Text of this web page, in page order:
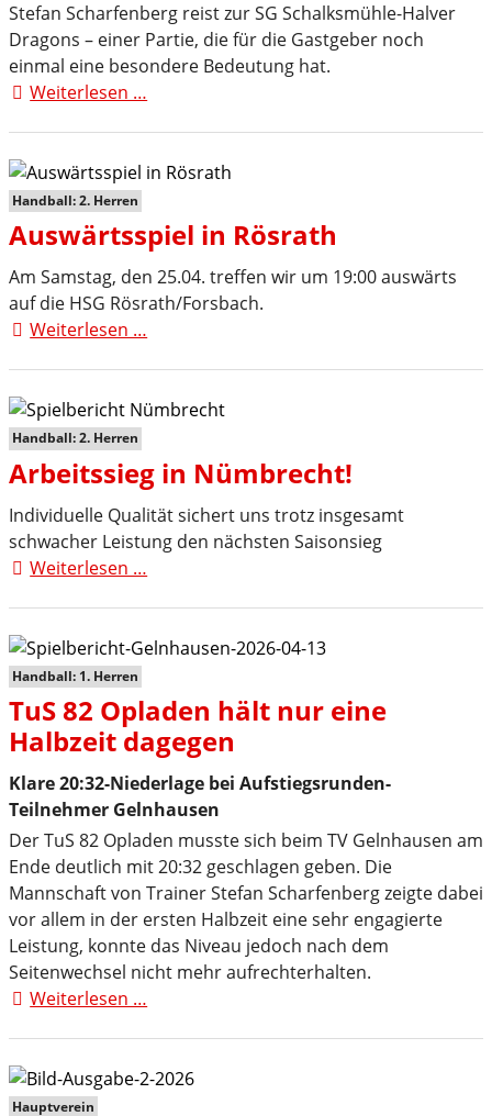
Stefan Scharfenberg reist zur SG Schalksmühle-Halver
Dragons – einer Partie, die für die Gastgeber noch
einmal eine besondere Bedeutung hat.
Weiterlesen …
vor
Auswärtsspiel
in
Schalksmühle
Handball: 2. Herren
Auswärtsspiel in Rösrath
Am Samstag, den 25.04. treffen wir um 19:00 auswärts
auf die HSG Rösrath/Forsbach.
Weiterlesen …
Handball: 2. Herren
Arbeitssieg in Nümbrecht!
Individuelle Qualität sichert uns trotz insgesamt
schwacher Leistung den nächsten Saisonsieg
Weiterlesen …
Handball: 1. Herren
TuS 82 Opladen hält nur eine
Halbzeit dagegen
Klare 20:32-Niederlage bei Aufstiegsrunden-
Teilnehmer Gelnhausen
Der TuS 82 Opladen musste sich beim TV Gelnhausen am
Ende deutlich mit 20:32 geschlagen geben. Die
Mannschaft von Trainer Stefan Scharfenberg zeigte dabei
vor allem in der ersten Halbzeit eine sehr engagierte
Leistung, konnte das Niveau jedoch nach dem
Seitenwechsel nicht mehr aufrechterhalten.
Weiterlesen …
hält
Hauptverein